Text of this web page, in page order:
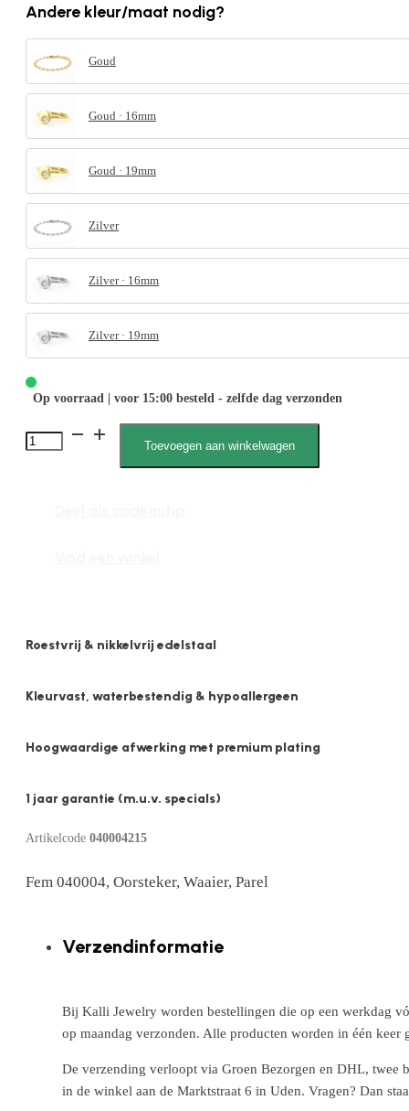
Andere kleur/maat nodig?
Goud
Goud · 16mm
Goud · 19mm
Zilver
Zilver · 16mm
Zilver · 19mm
Op voorraad | voor 15:00 besteld - zelfde dag verzonden
Fem
Toevoegen aan winkelwagen
Roestvrij & nikkelvrij edelstaal
Kleurvast, waterbestendig & hypoallergeen
Hoogwaardige afwerking met premium plating
1 jaar garantie (m.u.v. specials)
Artikelcode 040004215
Fem 040004, Oorsteker, Waaier, Parel
Verzendinformatie
Bij Kalli Jewelry worden bestellingen die op een werkdag
op maandag verzonden. Alle producten worden in één
De verzending verloopt via Groen Bezorgen en DHL, twee
in de winkel aan de Marktstraat 6 in Uden. Vragen? Dan